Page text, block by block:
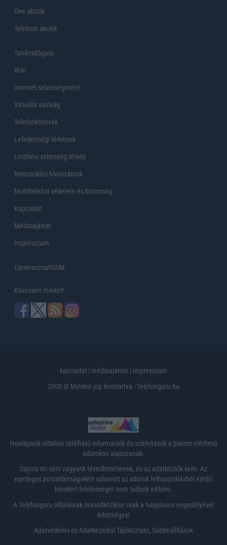
One akciók
Telekom akciók
Tanácsdóguru
Wiki
Internet sebességmérő
Virtuális valóság
Telefonkönyvek
Lefedettségi térképek
Letöltési sebesség térkép
Nemzetközi hívószámok
Mobiltelefon védelem és biztonság
Kapcsolat
Médiaajánlat
Impresszum
UjesHasznaltGSM
Kövessen minket!
kapcsolat | médiaajánlat | impresszum
2000 © Minden jog fenntartva - Telefonguru.hu
Honlapunk oldalain található információk és számítások a piacon elérhető
adatokon alapszanak.
Sajnos mi sem vagyunk tévedhetetlenek, és az adatközlők sem. Az
esetleges pontatlanságokért valamint az adatok felhasználásból eredő
károkért felelősséget nem tudunk vállalni.
A Telefonguru oldalainak másodközlése csak a tulajdonos engedélyével
lehetséges!
Adatvédelmi és Adatkezelési Tájékoztató, Sütibeállítások